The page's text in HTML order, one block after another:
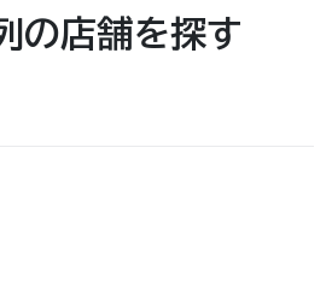
の店舗を探す